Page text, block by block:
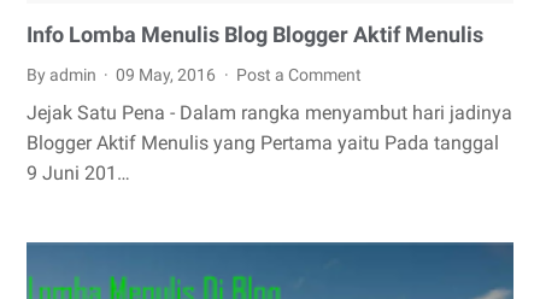
Info Lomba Menulis Blog Blogger Aktif Menulis
By admin 09 May, 2016 Post a Comment
Jejak Satu Pena - Dalam rangka menyambut hari jadinya
Blogger Aktif Menulis yang Pertama yaitu Pada tanggal
9 Juni 201…